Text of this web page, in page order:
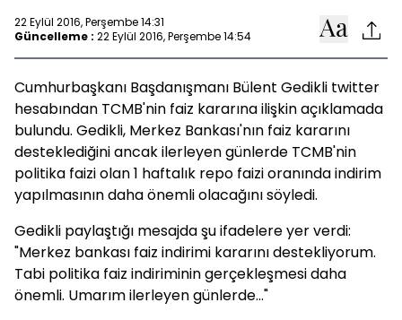
22 Eylül 2016, Perşembe 14:31
Güncelleme : 22 Eylül 2016, Perşembe 14:54
Cumhurbaşkanı Başdanışmanı Bülent Gedikli twitter
hesabından TCMB'nin faiz kararına ilişkin açıklamada
bulundu. Gedikli, Merkez Bankası'nın faiz kararını
desteklediğini ancak ilerleyen günlerde TCMB'nin
politika faizi olan 1 haftalık repo faizi oranında indirim
yapılmasının daha önemli olacağını söyledi.
Gedikli paylaştığı mesajda şu ifadelere yer verdi:
"Merkez bankası faiz indirimi kararını destekliyorum.
Tabi politika faiz indiriminin gerçekleşmesi daha
önemli. Umarım ilerleyen günlerde..."